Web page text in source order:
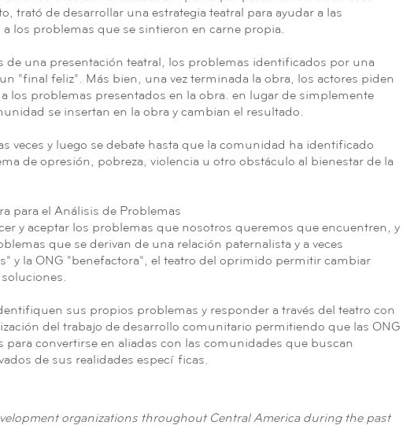
trató de desarrollar una estrategia teatral para ayudar a las
los problemas que se sintieron en carne propia.
de una presentación teatral, los problemas identificados por una
"final feliz". Más bien, una vez terminada la obra, los actores piden
los problemas presentados en la obra. en lugar de simplemente
se insertan en la obra y cambian el resultado.
veces y luego se debate hasta que la comunidad ha identificado
de opresión, pobreza, violencia u otro obstáculo al bienestar de la
para el Análisis de Problemas
y aceptar los problemas que nosotros queremos que encuentren, y
que se derivan de una relación paternalista y a veces
y la ONG "benefactora", el teatro del oprimido permitir cambiar
sus propios problemas y responder a través del teatro con
del trabajo de desarrollo comunitario permitiendo que las ONG
para convertirse en aliadas con las comunidades que buscan
de sus realidades específicas.
organizations throughout Central America during the past